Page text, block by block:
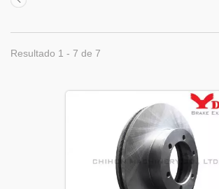
Resultado 1 - 7 de 7